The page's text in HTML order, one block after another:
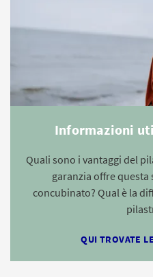
Informazioni
Quali sono i vantaggi del
garanzia offre
concubinato? Qual è la
QUI TROVATE